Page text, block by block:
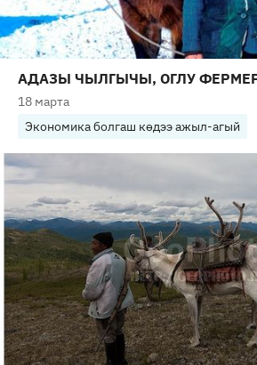
АДАЗЫ ЧЫЛГЫЧЫ, ОГЛУ
18 марта
Экономика болгаш көдээ ажыл-агый